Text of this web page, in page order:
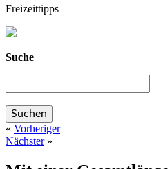
Freizeittipps
Suche
« Vorheriger
Nächster»